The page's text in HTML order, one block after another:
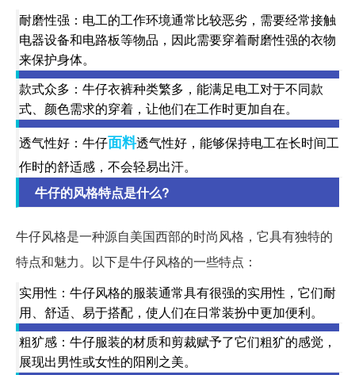
耐磨性强：电工的工作环境通常比较恶劣，需要经常接触
电器设备和电路板等物品，因此需要穿着耐磨性强的衣物
来保护身体。
款式众多：牛仔衣裤种类繁多，能满足电工对于不同款
式、颜色需求的穿着，让他们在工作时更加自在。
透气性好：牛仔面料透气性好，能够保持电工在长时间工
作时的舒适感，不会轻易出汗。
牛仔的风格特点是什么?
牛仔风格是一种源自美国西部的时尚风格，它具有独特的
特点和魅力。以下是牛仔风格的一些特点：
实用性：牛仔风格的服装通常具有很强的实用性，它们耐
用、舒适、易于搭配，使人们在日常装扮中更加便利。
粗犷感：牛仔服装的材质和剪裁赋予了它们粗犷的感觉，
展现出男性或女性的阳刚之美。